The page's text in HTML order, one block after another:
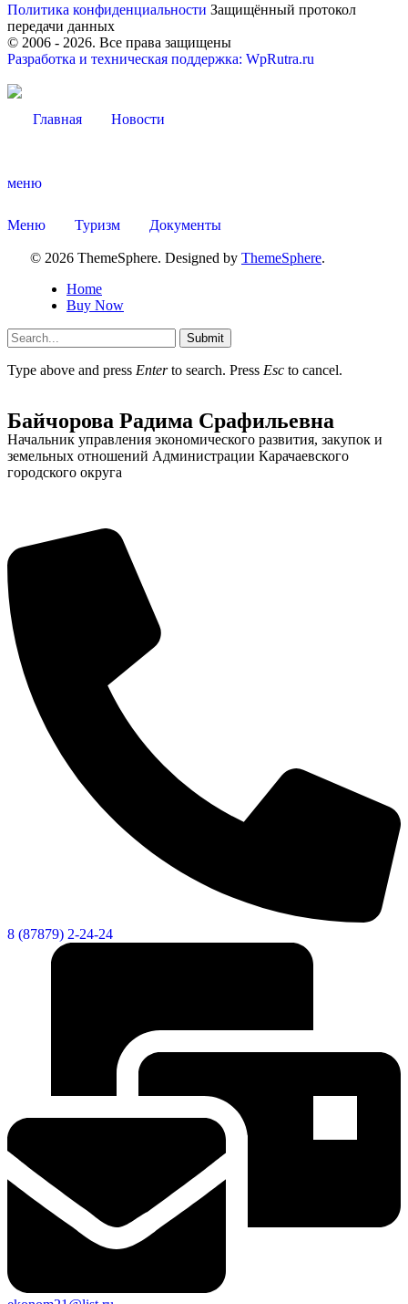
Политика конфиденциальности Защищённый протокол
передачи данных
© 2006 - 2026. Все права защищены
Разработка и техническая поддержка: WpRutra.ru
Главная Новости
меню
Меню Туризм Документы
© 2026 ThemeSphere. Designed by ThemeSphere.
Home
Buy Now
Submit
Type above and press Enterto search. Press Esc to cancel.
Байчорова Радима Срафильевна
Начальник управления экономического развития, закупок и
земельных отношений Администрации Карачаевского
городского округа
8 (87879) 2-24-24